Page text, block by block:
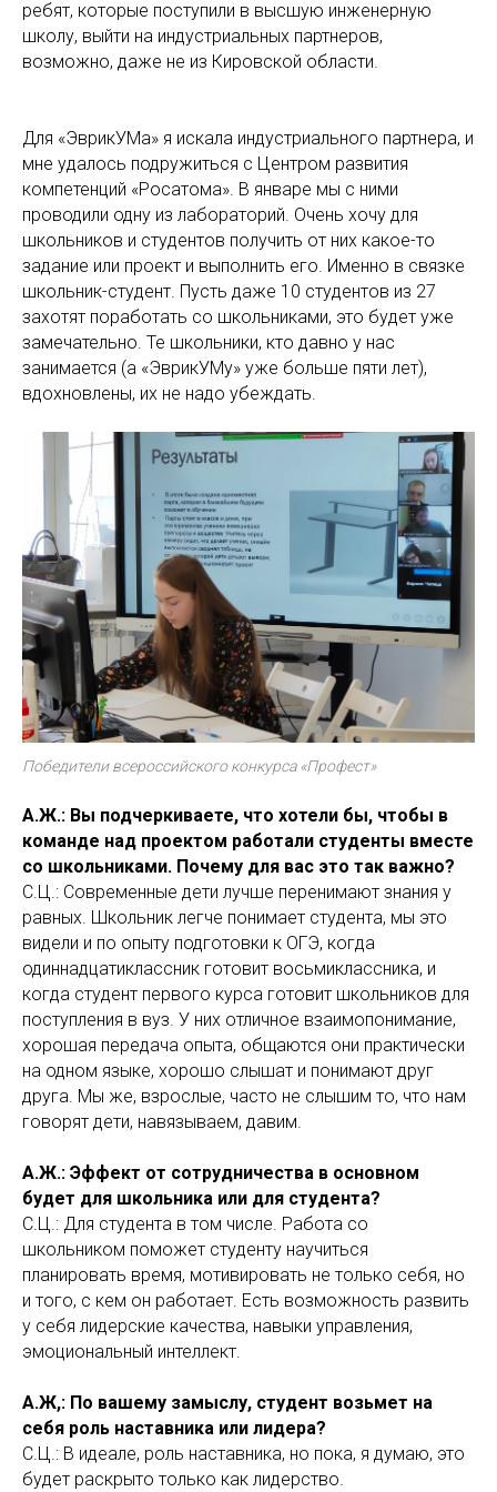
ребят, которые поступили в высшую инженерную
школу, выйти на индустриальных партнеров,
возможно, даже не из Кировской области.
Для «ЭврикУМа» я искала индустриального партнера, и
мне удалось подружиться с Центром развития
компетенций «Росатома». В январе мы с ними
проводили одну из лабораторий. Очень хочу для
школьников и студентов получить от них какое-то
задание или проект и выполнить его. Именно в связке
школьник-студент. Пусть даже 10 студентов из 27
захотят поработать со школьниками, это будет уже
замечательно. Те школьники, кто давно у нас
занимается (а «ЭврикУМу» уже больше пяти лет),
вдохновлены, их не надо убеждать.
Победители всероссийского конкурса «Профест»
А.Ж.: Вы подчеркиваете, что хотели бы, чтобы в
команде над проектом работали студенты вместе
со школьниками. Почему для вас это так важно?
С.Ц.: Современные дети лучше перенимают знания у
равных. Школьник легче понимает студента, мы это
видели и по опыту подготовки к ОГЭ, когда
одиннадцатиклассник готовит восьмиклассника, и
когда студент первого курса готовит школьников для
поступления в вуз. У них отличное взаимопонимание,
хорошая передача опыта, общаются они практически
на одном языке, хорошо слышат и понимают друг
друга. Мы же, взрослые, часто не слышим то, что нам
говорят дети, навязываем, давим.
А.Ж.: Эффект от сотрудничества в основном
будет для школьника или для студента?
С.Ц.: Для студента в том числе. Работа со
школьником поможет студенту научиться
планировать время, мотивировать не только себя, но
и того, с кем он работает. Есть возможность развить
у себя лидерские качества, навыки управления,
эмоциональный интеллект.
А.Ж,: По вашему замыслу, студент возьмет на
себя роль наставника или лидера?
С.Ц.: В идеале, роль наставника, но пока, я думаю, это
будет раскрыто только как лидерство.